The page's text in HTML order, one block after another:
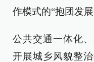
作模式的“抱团发展
公共交通一体化
开展城乡风貌整